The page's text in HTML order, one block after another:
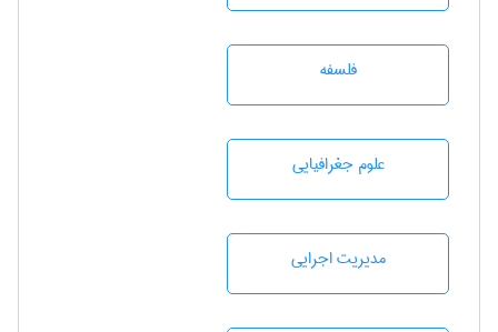
فلسفه
علوم جغرافيايی
مديريت اجرايی